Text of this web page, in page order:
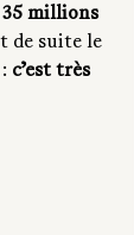
35 millions
de suite le
c’est très